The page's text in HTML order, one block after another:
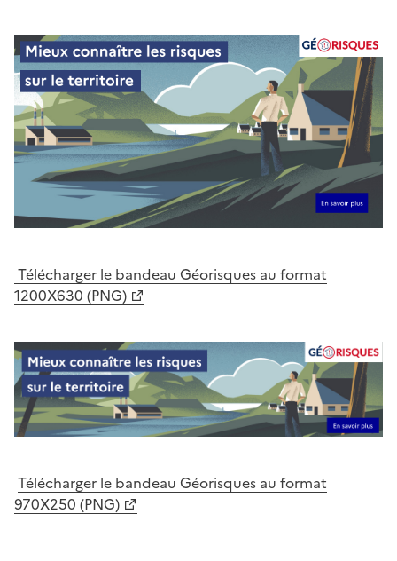
Télécharger le bandeau Géorisques au format
1200X630 (PNG)
Télécharger le bandeau Géorisques au format
970X250 (PNG)